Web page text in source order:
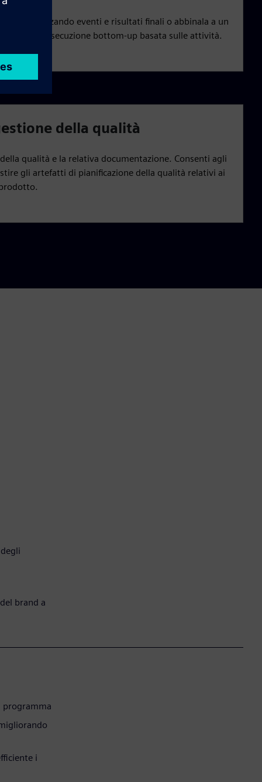
down utilizzando eventi e risultati finali o abbinala a un
facilitare l'esecuzione bottom-up basata sulle attività.
della qualità
qualità e la relativa documentazione. Consenti agli
gli artefatti di pianificazione della qualità relativi ai
brand a
programma
i